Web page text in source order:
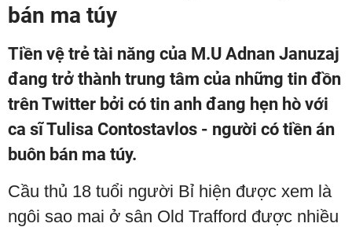
bán ma túy
Tiền vệ trẻ tài năng của M.U Adnan Januzaj
đang trở thành trung tâm của những tin đồn
trên Twitter bởi có tin anh đang hẹn hò với
ca sĩ Tulisa Contostavlos - người có tiền án
buôn bán ma túy.
Cầu thủ 18 tuổi người Bỉ hiện được xem là
ngôi sao mai ở sân Old Trafford được nhiều